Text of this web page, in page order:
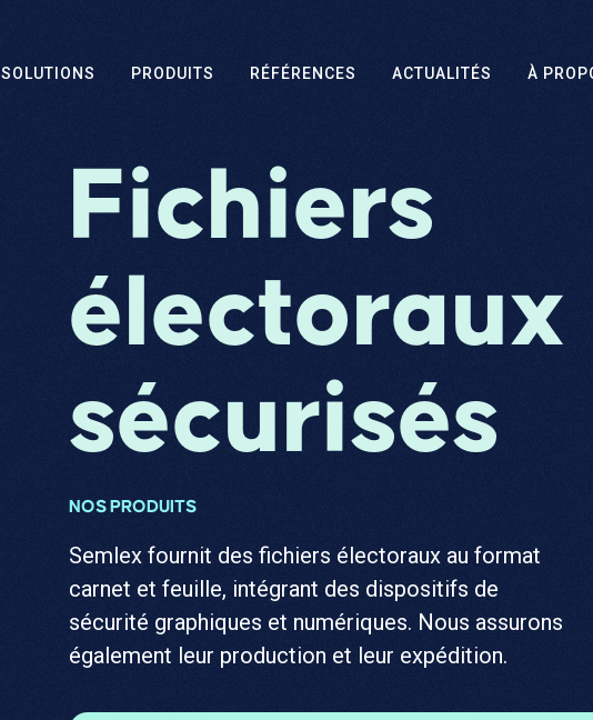
SOLUTIONS PRODUITS RÉFÉRENCES ACTUALITÉS À
Fichiers
électoraux
sécurisés
NOS PRODUITS
Semlex fournit des fichiers électoraux au format
carnet et feuille, intégrant des dispositifs de
sécurité graphiques et numériques. Nous assurons
également leur production et leur expédition.